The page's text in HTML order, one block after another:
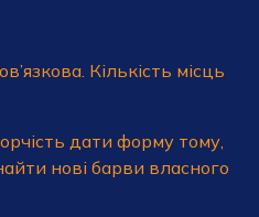
Кількість місць
дати форму тому,
нові барви власного